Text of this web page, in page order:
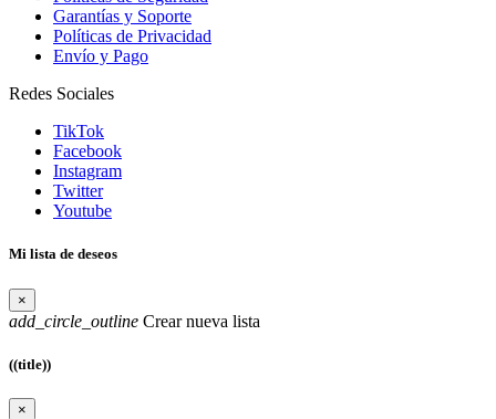
Garantías y Soporte
Políticas de Privacidad
Envío y Pago
Redes Sociales
TikTok
Facebook
Instagram
Twitter
Youtube
Mi lista de deseos
×
add_circle_outline Crear nueva lista
((title))
×